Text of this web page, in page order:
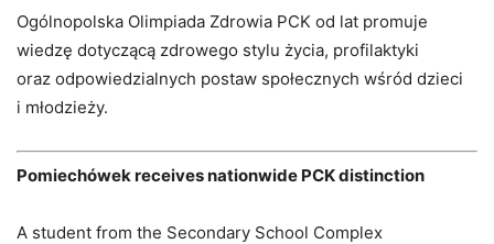
Ogólnopolska Olimpiada Zdrowia PCK od lat promuje
wiedzę dotyczącą zdrowego stylu życia, profilaktyki
oraz odpowiedzialnych postaw społecznych wśród dzieci
i młodzieży.
Pomiechówek receives nationwide PCK distinction
A student from the Secondary School Complex